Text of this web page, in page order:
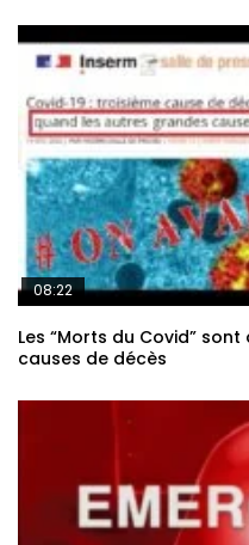
08:22
Les “Morts du Covid”
causes de décès